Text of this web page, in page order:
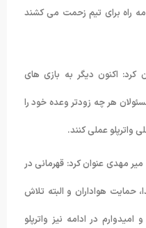
راه برای تیم زحمت می کشند
کرد: اکنون دیگر به بازی های
هر چه زودتر وعده خود را
واترپلو عملی کنند.
مهدی عنوان کرد: قهرمانی در
حمایت هواداران و البته تلاش
در ادامه نیز واترپلو